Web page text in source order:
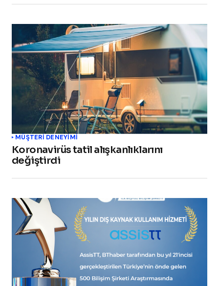
MÜŞTERI DENEYIMI
Koronavirüs tatil alışkanlıklarını
değiştirdi